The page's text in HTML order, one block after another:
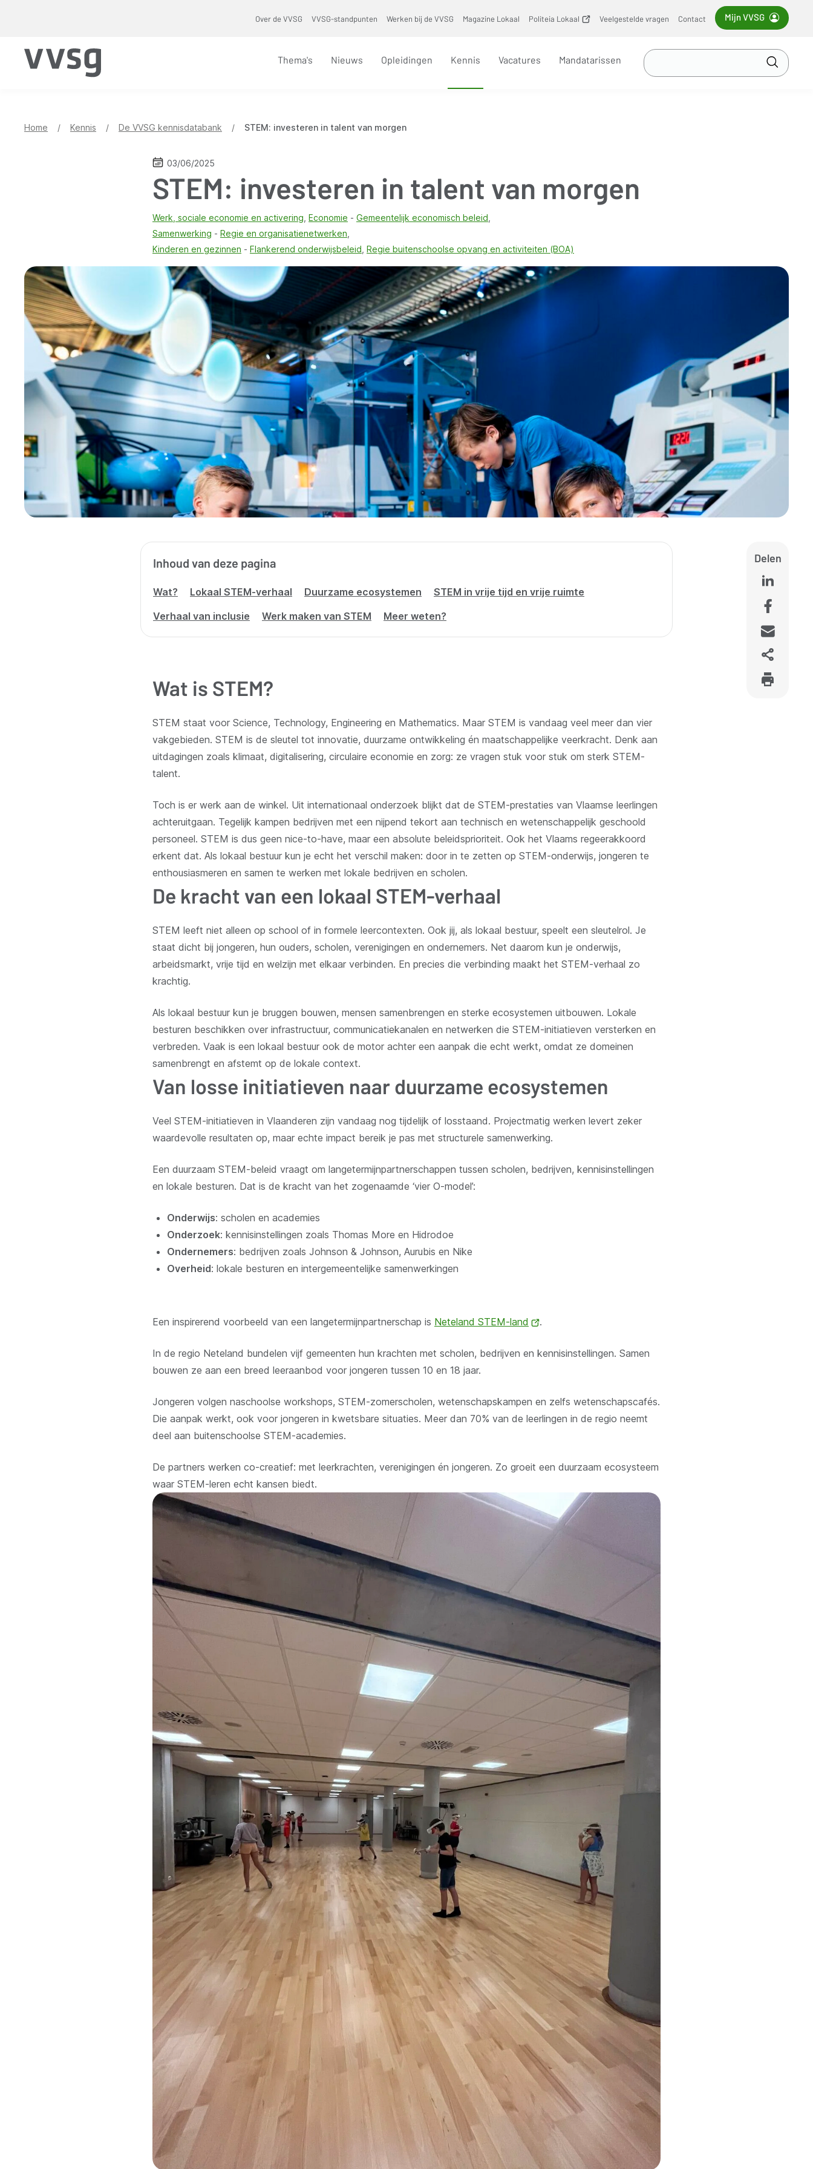
Over de VVSG VVSG-standpunten Werken bij de VVSG Magazine Lokaal Politeia Lokaal
(opent
Veelgestelde vragen Contact Mijn VVSG
Thema's Nieuws Opleidingen Kennis Vacatures Mandatarissen
Zoek
in
Home / Kennis / De VVSG kennisdatabank / STEM: investeren in talent van morgen
03/06/2025
STEM: investeren in talent van morgen
Werk, sociale economie en activering Economie
Gemeentelijk economisch beleid
Samenwerking
Regie en organisatienetwerken
Kinderen en gezinnen
Flankerend onderwijsbeleid Regie buitenschoolse opvang en activiteiten (BOA)
Inhoud van deze pagina
Wat? Lokaal STEM-verhaal Duurzame ecosystemen
STEM in vrije tijd en vrije ruimte
Verhaal van inclusie
Werk maken van STEM Meer weten?
Wat is STEM?
STEM staat voor Science, Technology, Engineering en Mathematics. Maar STEM is vandaag veel meer dan vier
vakgebieden. STEM is de sleutel tot innovatie, duurzame ontwikkeling én maatschappelijke veerkracht. Denk aan
uitdagingen zoals klimaat, digitalisering, circulaire economie en zorg: ze vragen stuk voor stuk om sterk STEM-
talent.
Toch is er werk aan de winkel. Uit internationaal onderzoek blijkt dat de STEM-prestaties van Vlaamse leerlingen
achteruitgaan. Tegelijk kampen bedrijven met een nijpend tekort aan technisch en wetenschappelijk geschoold
personeel. STEM is dus geen nice-to-have, maar een absolute beleidsprioriteit. Ook het Vlaams regeerakkoord
erkent dat. Als lokaal bestuur kun je echt het verschil maken: door in te zetten op STEM-onderwijs, jongeren te
enthousiasmeren en samen te werken met lokale bedrijven en scholen.
De kracht van een lokaal STEM-verhaal
STEM leeft niet alleen op school of in formele leercontexten. Ook jij, als lokaal bestuur, speelt een sleutelrol. Je
staat dicht bij jongeren, hun ouders, scholen, verenigingen en ondernemers. Net daarom kun je onderwijs,
arbeidsmarkt, vrije tijd en welzijn met elkaar verbinden. En precies die verbinding maakt het STEM-verhaal zo
krachtig.
Als lokaal bestuur kun je bruggen bouwen, mensen samenbrengen en sterke ecosystemen uitbouwen. Lokale
besturen beschikken over infrastructuur, communicatiekanalen en netwerken die STEM-initiatieven versterken en
verbreden. Vaak is een lokaal bestuur ook de motor achter een aanpak die echt werkt, omdat ze domeinen
samenbrengt en afstemt op de lokale context.
Van losse initiatieven naar duurzame ecosystemen
Veel STEM-initiatieven in Vlaanderen zijn vandaag nog tijdelijk of losstaand. Projectmatig werken levert zeker
waardevolle resultaten op, maar echte impact bereik je pas met structurele samenwerking.
Een duurzaam STEM-beleid vraagt om langetermijnpartnerschappen tussen scholen, bedrijven, kennisinstellingen
en lokale besturen. Dat is de kracht van het zogenaamde ‘vier O-model’:
Onderwijs: scholen en academies
Onderzoek: kennisinstellingen zoals Thomas More en Hidrodoe
Ondernemers: bedrijven zoals Johnson & Johnson, Aurubis en Nike
Overheid: lokale besturen en intergemeentelijke samenwerkingen
Een inspirerend voorbeeld van een langetermijnpartnerschap is Neteland STEM-land
(opent
venster)
.
In de regio Neteland bundelen vijf gemeenten hun krachten met scholen, bedrijven en kennisinstellingen. Samen
bouwen ze aan een breed leeraanbod voor jongeren tussen 10 en 18 jaar.
Jongeren volgen naschoolse workshops, STEM-zomerscholen, wetenschapskampen en zelfs wetenschapscafés.
Die aanpak werkt, ook voor jongeren in kwetsbare situaties. Meer dan 70% van de leerlingen in de regio neemt
deel aan buitenschoolse STEM-academies.
De partners werken co-creatief: met leerkrachten, verenigingen én jongeren. Zo groeit een duurzaam ecosysteem
waar STEM-leren echt kansen biedt.
Delen